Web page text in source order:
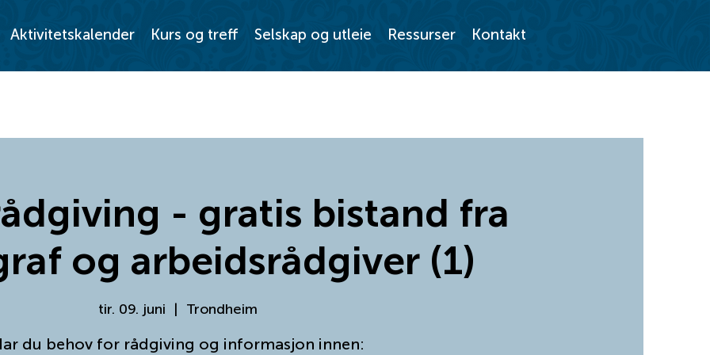
Aktivitetskalender Kurs og treff Selskap og utleie Ressurser Kontakt
- gratis bistand fra
og arbeidsrådgiver (1)
tir. 09. juni
  |
Trondheim
du behov for rådgiving og informasjon innen: